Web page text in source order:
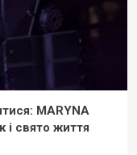
MARYNA
і свято життя